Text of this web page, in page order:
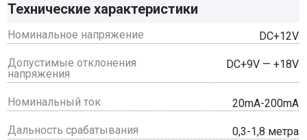
Технические характеристики
Номинальное напряжение DC+12V
Допустимые отклонения
напряжения
DC+9V — +18V
Номинальный ток 20mA-200mA
Дальность срабатывания 0,3-1,8 метра